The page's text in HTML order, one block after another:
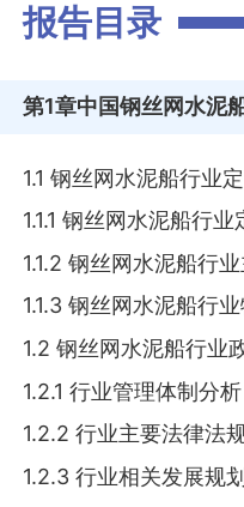
报告目录
第1章中国钢丝网水泥
1.1 钢丝网水泥船行业
1.1.1 钢丝网水泥船行
1.1.2 钢丝网水泥船行
1.1.3 钢丝网水泥船行
1.2 钢丝网水泥船行业
1.2.1 行业管理体制分析
1.2.2 行业主要法律法
1.2.3 行业相关发展规